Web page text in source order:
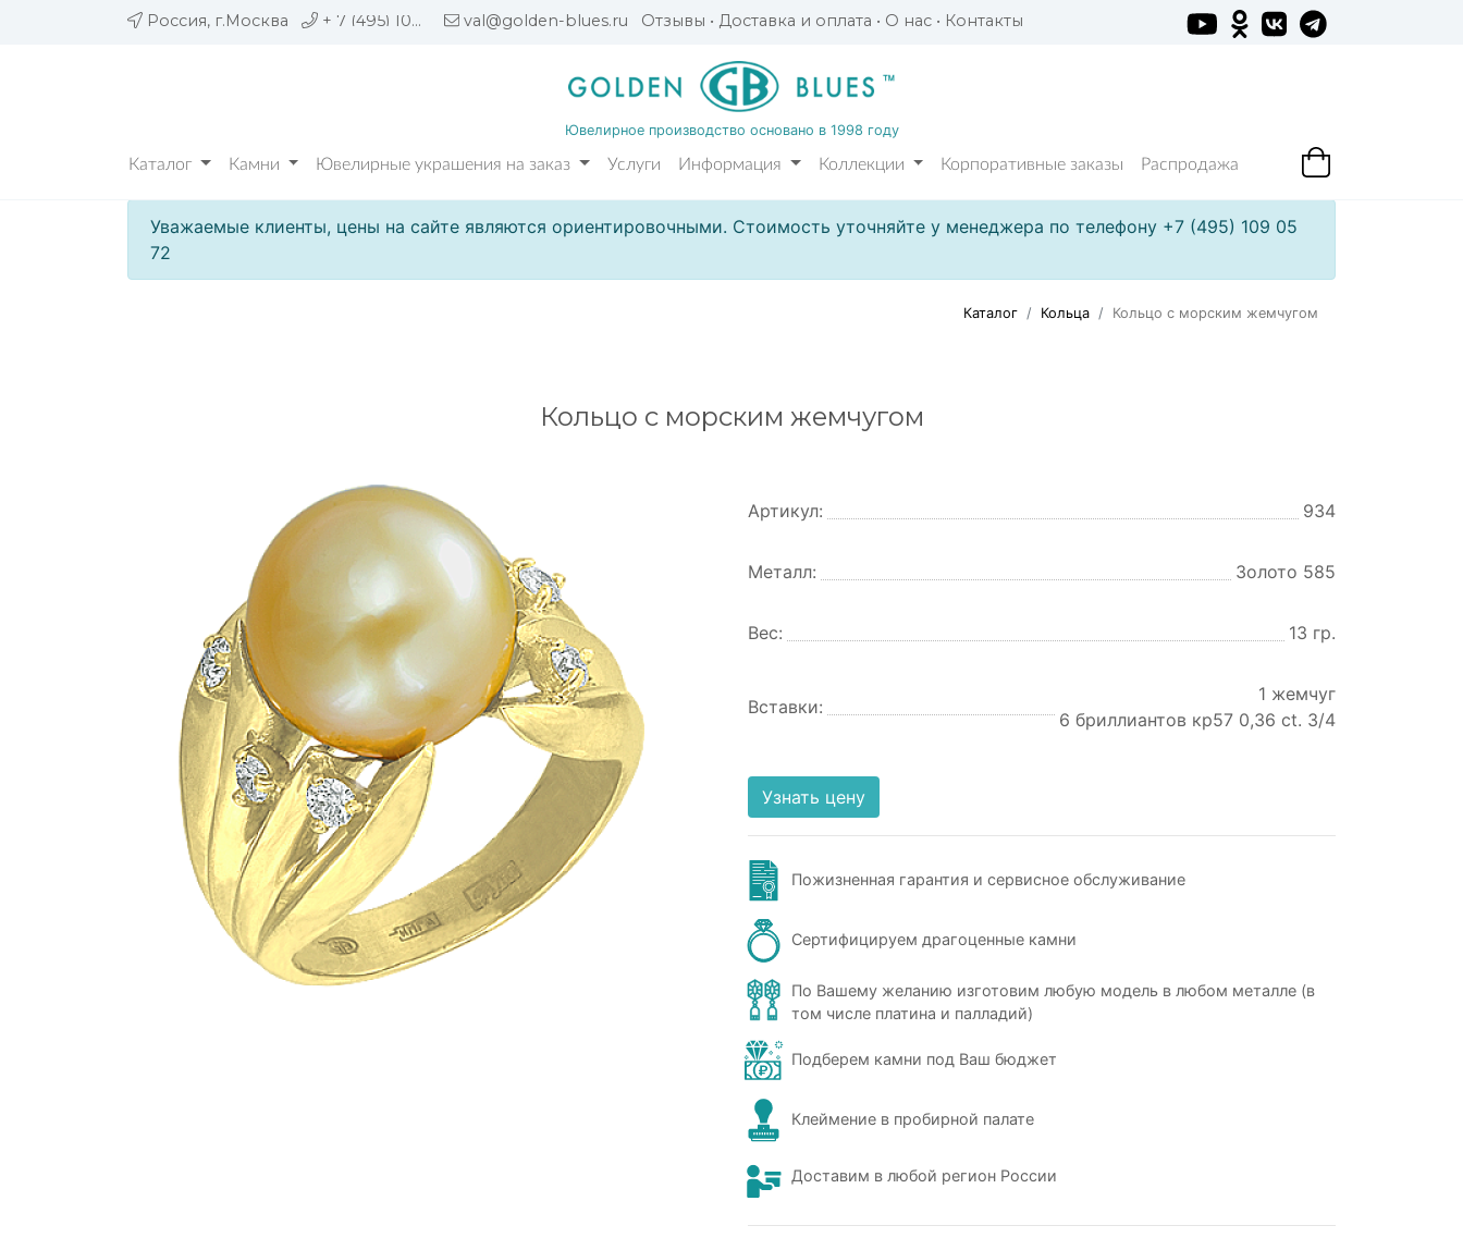
Россия, г.Москва + 7 (495) 109 05 72 val@golden-blues.ru Отзывы • Доставка и оплата • О нас • Контакты
Ювелирное производство основано в 1998 году
Каталог Камни Ювелирные украшения на заказ Услуги Информация Коллекции Корпоративные заказы Распродажа
Уважаемые клиенты, цены на сайте являются ориентировочными. Стоимость уточняйте у менеджера по телефону +7 (495) 109 05
72
Каталог Кольца Кольцо с морским жемчугом
Кольцо с морским жемчугом
Артикул: 934
Металл: Золото 585
Вес: 13 гр.
Вставки:
1 жемчуг
6 бриллиантов кр57 0,36 ct. 3/4
Узнать цену
Пожизненная гарантия и сервисное обслуживание
Сертифицируем драгоценные камни
По Вашему желанию изготовим любую модель в любом металле (в
том числе платина и палладий)
Подберем камни под Ваш бюджет
Клеймение в пробирной палате
Доставим в любой регион России